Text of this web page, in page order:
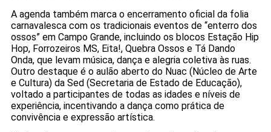
A agenda também marca o encerramento oficial da folia
carnavalesca com os tradicionais eventos de “enterro dos
ossos” em Campo Grande, incluindo os blocos Estação Hip
Hop, Forrozeiros MS, Eita!, Quebra Ossos e Tá Dando
Onda, que levam música, dança e alegria coletiva às ruas.
Outro destaque é o aulão aberto do Nuac (Núcleo de Arte
e Cultura) da Sed (Secretaria de Estado de Educação),
voltado a participantes de todas as idades e níveis de
experiência, incentivando a dança como prática de
convivência e expressão artística.